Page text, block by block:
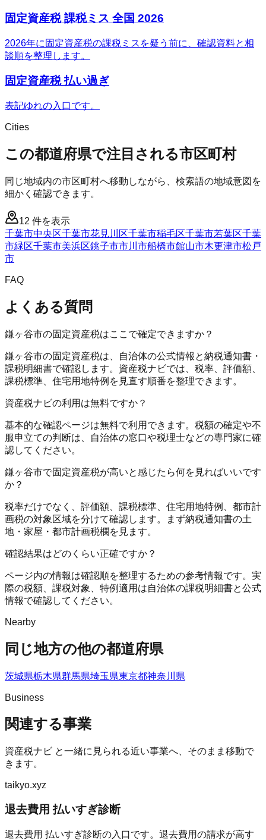
固定資産税 課税ミス 全国 2026
2026年に固定資産税の課税ミスを疑う前に、確認資料と相
談順を整理します。
固定資産税 払い過ぎ
表記ゆれの入口です。
Cities
この都道府県で注目される市区町村
同じ地域内の市区町村へ移動しながら、検索語の地域意図を
細かく確認できます。
12 件を表示
千葉市中央区千葉市花見川区千葉市稲毛区千葉市若葉区千葉
市緑区千葉市美浜区銚子市市川市船橋市館山市木更津市松戸
市
FAQ
よくある質問
鎌ヶ谷市の固定資産税はここで確定できますか？
鎌ヶ谷市の固定資産税は、自治体の公式情報と納税通知書・
課税明細書で確認します。資産税ナビでは、税率、評価額、
課税標準、住宅用地特例を見直す順番を整理できます。
資産税ナビの利用は無料ですか？
基本的な確認ページは無料で利用できます。税額の確定や不
服申立ての判断は、自治体の窓口や税理士などの専門家に確
認してください。
鎌ヶ谷市で固定資産税が高いと感じたら何を見ればいいです
か？
税率だけでなく、評価額、課税標準、住宅用地特例、都市計
画税の対象区域を分けて確認します。まず納税通知書の土
地・家屋・都市計画税欄を見ます。
確認結果はどのくらい正確ですか？
ページ内の情報は確認順を整理するための参考情報です。実
際の税額、課税対象、特例適用は自治体の課税明細書と公式
情報で確認してください。
Nearby
同じ地方の他の都道府県
茨城県栃木県群馬県埼玉県東京都神奈川県
Business
関連する事業
資産税ナビ と一緒に見られる近い事業へ、そのまま移動で
きます。
taikyo.xyz
退去費用 払いすぎ診断
退去費用 払いすぎ診断の入口です。退去費用の請求が高す